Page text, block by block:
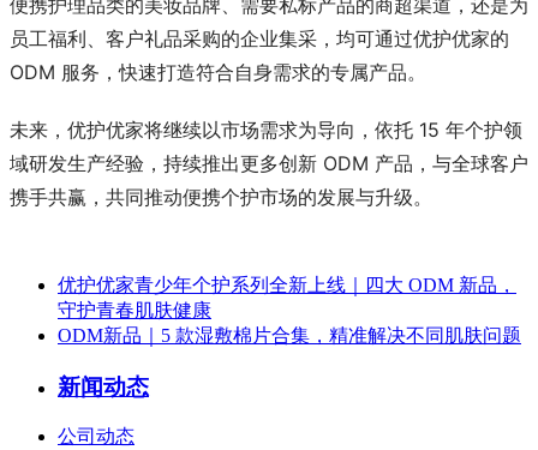
员工福利、客户礼品采购的企业集采，均可通过优护优家的
ODM 服务，快速打造符合自身需求的专属产品。
未来，优护优家将继续以市场需求为导向，依托 15 年个护领
域研发生产经验，持续推出更多创新 ODM 产品，与全球客户
携手共赢，共同推动便携个护市场的发展与升级。
优护优家青少年个护系列全新上线｜四大 ODM 新品，
守护青春肌肤健康
ODM新品｜5 款湿敷棉片合集，精准解决不同肌肤问题
新闻动态
公司动态